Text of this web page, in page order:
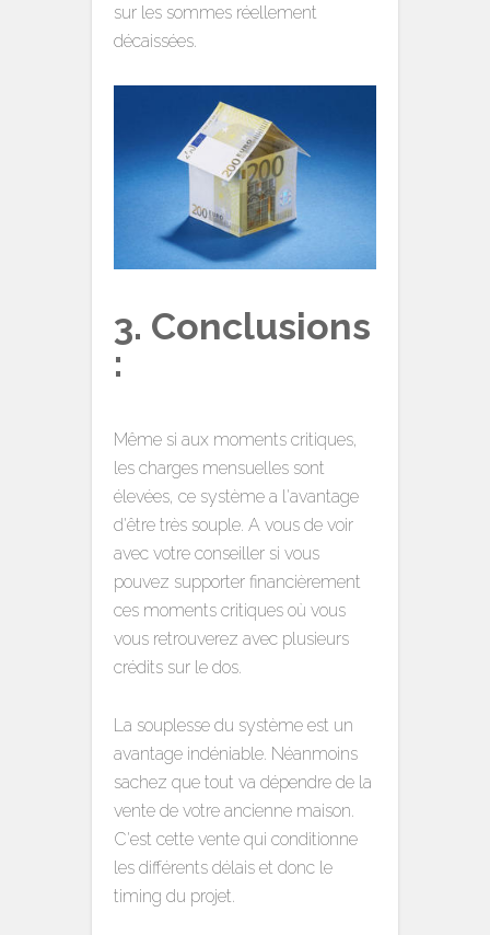
sur les sommes réellement
décaissées.
3. Conclusions
:
Même si aux moments critiques,
les charges mensuelles sont
élevées, ce système a l'avantage
d'être très souple. A vous de voir
avec votre conseiller si vous
pouvez supporter financièrement
ces moments critiques où vous
vous retrouverez avec plusieurs
crédits sur le dos.
La souplesse du système est un
avantage indéniable. Néanmoins
sachez que tout va dépendre de la
vente de votre ancienne maison.
C'est cette vente qui conditionne
les différents délais et donc le
timing du projet.